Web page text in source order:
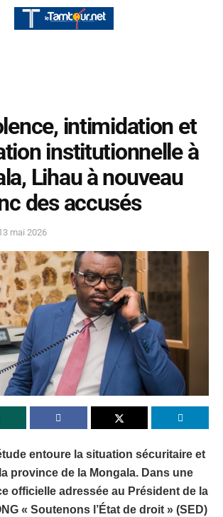
intimidation et
institutionnelle à
Lihau à nouveau
des accusés
mai 2026
entoure la situation sécuritaire et
province de la Mongala. Dans une
officielle adressée au Président de la
« Soutenons l’État de droit » (SED)